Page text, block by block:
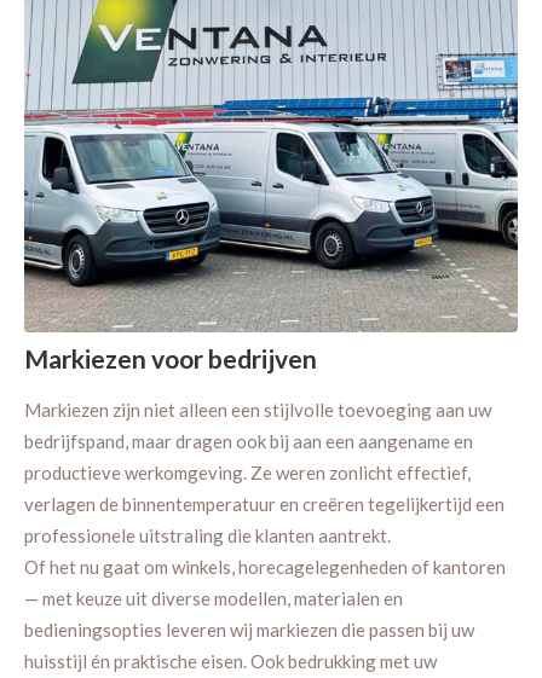
Markiezen voor bedrijven
Markiezen zijn niet alleen een stijlvolle toevoeging aan uw
bedrijfspand, maar dragen ook bij aan een aangename en
productieve werkomgeving. Ze weren zonlicht effectief,
verlagen de binnentemperatuur en creëren tegelijkertijd een
professionele uitstraling die klanten aantrekt.
Of het nu gaat om winkels, horecagelegenheden of kantoren
— met keuze uit diverse modellen, materialen en
bedieningsopties leveren wij markiezen die passen bij uw
huisstijl én praktische eisen. Ook bedrukking met uw